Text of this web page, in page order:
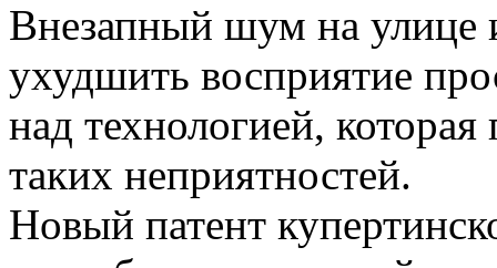
Внезапный шум на улице
ухудшить восприятие
над технологией, которая
таких неприятностей.
Новый патент